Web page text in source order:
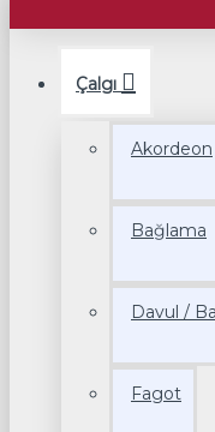
Çalgı
Akordeon
Bağlama
Davul /
Fagot